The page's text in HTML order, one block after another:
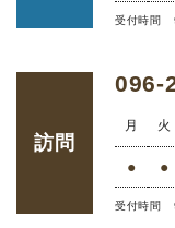
受付時間
訪問
096-
月 火
● ●
受付時間